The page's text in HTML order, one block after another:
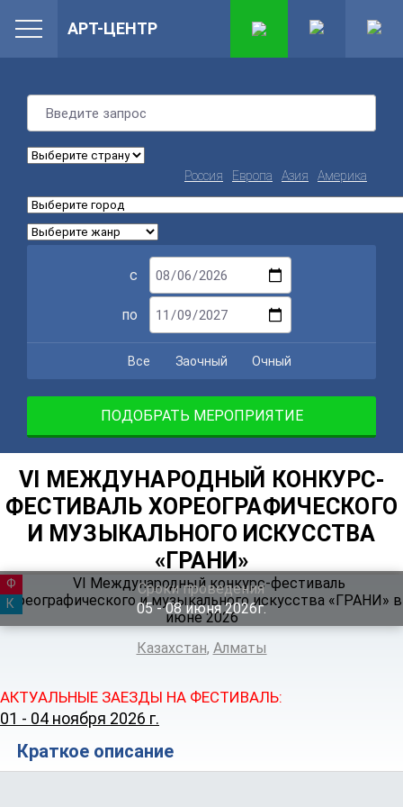
Россия Европа Азия Америка
с
по
Все Заочный Очный
ПОДОБРАТЬ МЕРОПРИЯТИЕ
VI МЕЖДУНАРОДНЫЙ КОНКУРС-
ФЕСТИВАЛЬ ХОРЕОГРАФИЧЕСКОГО
И МУЗЫКАЛЬНОГО ИСКУССТВА
«ГРАНИ»
Сроки проведения
05 ‐ 08июня 2026г.
ФЕСТИВАЛЬ
КАНИКУЛЫ
Казахстан, Алматы
АКТУАЛЬНЫЕ ЗАЕЗДЫ НА ФЕСТИВАЛЬ:
01 - 04 ноября 2026 г.
Краткое описание
АРТ-ЦЕНТР